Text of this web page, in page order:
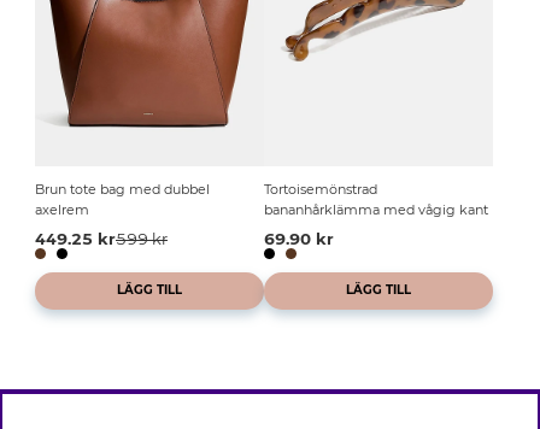
Brun tote bag med dubbel
axelrem
449.25 kr599 kr
LÄGG TILL
Tortoisemönstrad
bananhårklämma med vågig kant
69.90 kr
LÄGG TILL